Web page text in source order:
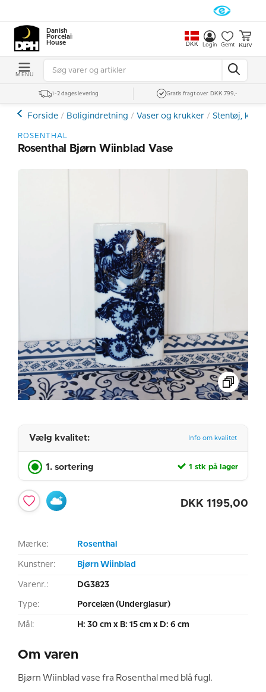
Danish
Porcelain
House
DKK Login Gemt Kurv
MENU
1-2 dages levering Gratis fragt over DKK 799,-
Forside Boligindretning Vaser og krukker Stentøj,
ROSENTHAL
Rosenthal Bjørn Wiinblad Vase
Vælg kvalitet: Info om kvalitet
1. sortering 1 stk på lager
DKK 1195,00
Mærke: Rosenthal
Kunstner: Bjørn Wiinblad
Varenr.: DG3823
Type: Porcelæn (Underglasur)
Mål: H: 30 cm x B: 15 cm x D: 6 cm
Om varen
Bjørn Wiinblad vase fra Rosenthal med blå fugl.